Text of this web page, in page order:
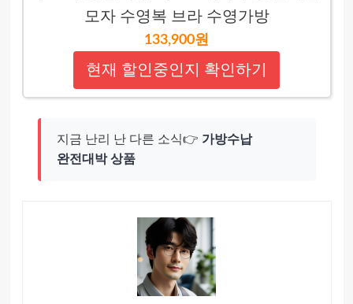
모자 수영복 브라 수영가방
133,900원
현재 할인중인지 확인하기
지금 난리 난 다른 소식👉 가방수납
완전대박 상품